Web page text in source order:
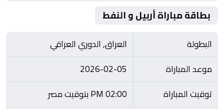
بطاقة مباراة أربيل و النفط
البطولة
العراق, الدوري العراقي
موعد المباراة
2026-02-05
توقيت المباراة
02:00 PM بتوقيت مصر